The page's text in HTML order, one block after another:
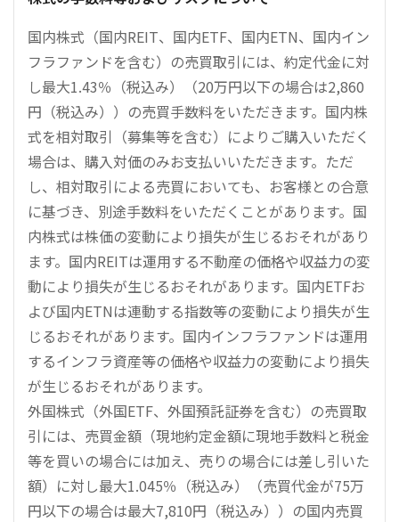
国内株式（国内REIT、国内ETF、国内ETN、国内イン
フラファンドを含む）の売買取引には、約定代金に対
し最大1.43％（税込み）（20万円以下の場合は2,860
円（税込み））の売買手数料をいただきます。国内株
式を相対取引（募集等を含む）によりご購入いただく
場合は、購入対価のみお支払いいただきます。ただ
し、相対取引による売買においても、お客様との合意
に基づき、別途手数料をいただくことがあります。国
内株式は株価の変動により損失が生じるおそれがあり
ます。国内REITは運用する不動産の価格や収益力の変
動により損失が生じるおそれがあります。国内ETFお
よび国内ETNは連動する指数等の変動により損失が生
じるおそれがあります。国内インフラファンドは運用
するインフラ資産等の価格や収益力の変動により損失
が生じるおそれがあります。
外国株式（外国ETF、外国預託証券を含む）の売買取
引には、売買金額（現地約定金額に現地手数料と税金
等を買いの場合には加え、売りの場合には差し引いた
額）に対し最大1.045％（税込み）（売買代金が75万
円以下の場合は最大7,810円（税込み））の国内売買